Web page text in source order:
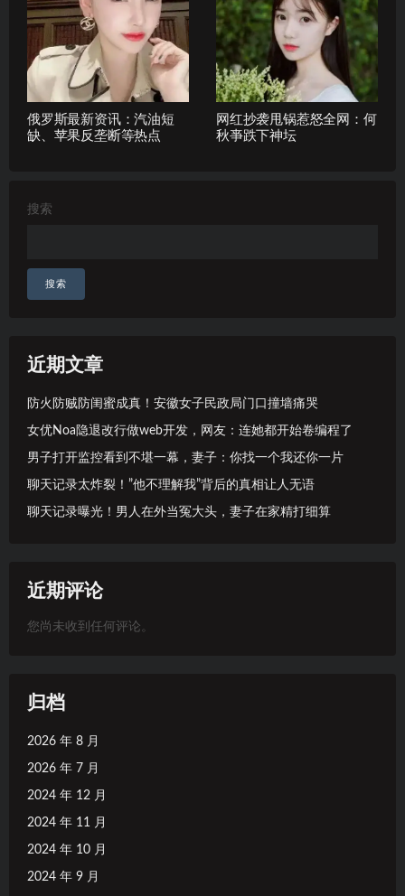
俄罗斯最新资讯：汽油短
缺、苹果反垄断等热点
网红抄袭甩锅惹怒全网：何
秋亊跌下神坛
搜索
搜索
近期文章
防火防贼防闺蜜成真！安徽女子民政局门口撞墙痛哭
女优Noa隐退改行做web开发，网友：连她都开始卷编程了
男子打开监控看到不堪一幕，妻子：你找一个我还你一片
聊天记录太炸裂！”他不理解我”背后的真相让人无语
聊天记录曝光！男人在外当冤大头，妻子在家精打细算
近期评论
您尚未收到任何评论。
归档
2026 年 8 月
2026 年 7 月
2024 年 12 月
2024 年 11 月
2024 年 10 月
2024 年 9 月